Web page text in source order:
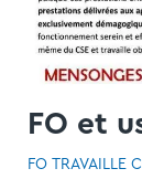
FO et
FO TRAVAILLE